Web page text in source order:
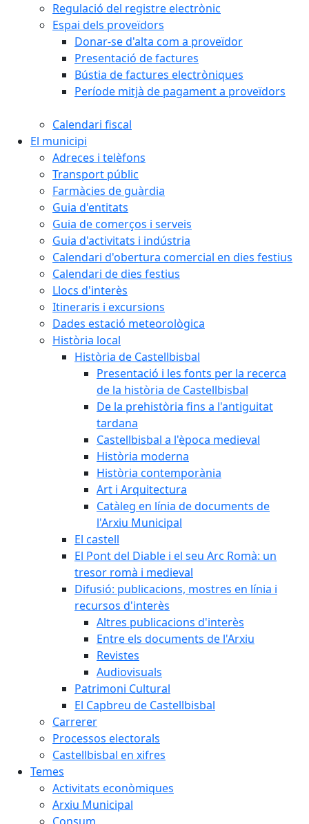
Regulació del registre electrònic
Espai dels proveïdors
Donar-se d'alta com a proveïdor
Presentació de factures
Bústia de factures electròniques
Període mitjà de pagament a proveïdors
Calendari fiscal
El municipi
Adreces i telèfons
Transport públic
Farmàcies de guàrdia
Guia d'entitats
Guia de comerços i serveis
Guia d'activitats i indústria
Calendari d'obertura comercial en dies festius
Calendari de dies festius
Llocs d'interès
Itineraris i excursions
Dades estació meteorològica
Història local
Història de Castellbisbal
Presentació i les fonts per la recerca
de la història de Castellbisbal
De la prehistòria fins a l'antiguitat
tardana
Castellbisbal a l'època medieval
Història moderna
Història contemporània
Art i Arquitectura
Catàleg en línia de documents de
l'Arxiu Municipal
El castell
El Pont del Diable i el seu Arc Romà: un
tresor romà i medieval
Difusió: publicacions, mostres en línia i
recursos d'interès
Altres publicacions d'interès
Entre els documents de l'Arxiu
Revistes
Audiovisuals
Patrimoni Cultural
El Capbreu de Castellbisbal
Carrerer
Processos electorals
Castellbisbal en xifres
Temes
Activitats econòmiques
Arxiu Municipal